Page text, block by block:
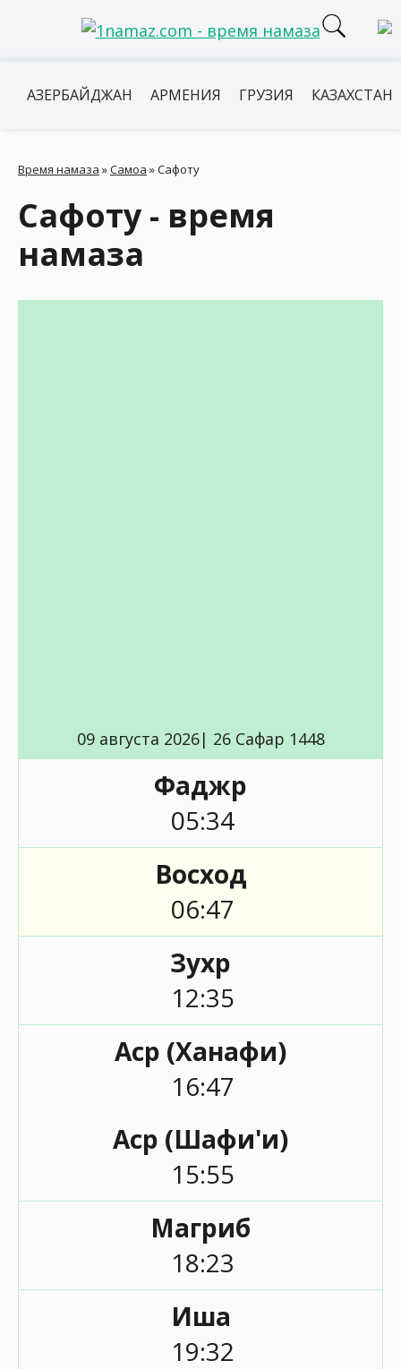
АЗЕРБАЙДЖАН АРМЕНИЯ ГРУЗИЯ КАЗАХСТАН
Время намаза »Самоа »Сафоту
Сафоту - время
намаза
09 августа 2026| 26 Сафар 1448
Фаджр
05:34
Восход
06:47
Зухр
12:35
Аср (Ханафи)
16:47
Аср (Шафи'и)
15:55
Магриб
18:23
Иша
19:32